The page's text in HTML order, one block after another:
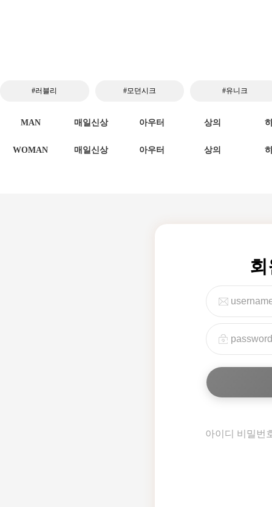
#러블리 #모던시크 #유니크
MAN 매일신상 아우터 상의
WOMAN 매일신상 아우터 상의
아이디 비밀번